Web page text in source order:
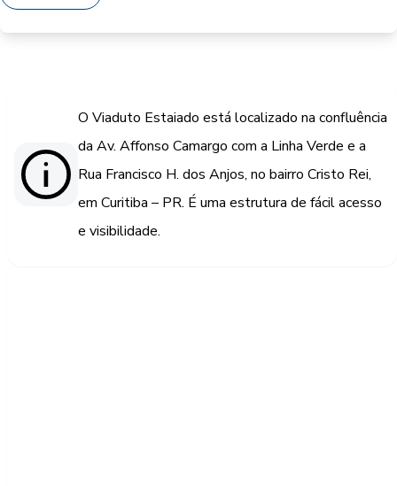
O Viaduto Estaiado está localizado na confluência
da Av. Affonso Camargo com a Linha Verde e a
Rua Francisco H. dos Anjos, no bairro Cristo Rei,
em Curitiba – PR. É uma estrutura de fácil acesso
e visibilidade.